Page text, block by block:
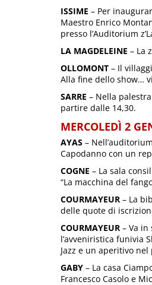
ISSIME – Per
Maestro Enrico
presso l’Auditorium
LA MAGDELEINE – La
OLLOMONT – Il
Alla fine dello show…
SARRE – Nella
partire dalle 14,30.
MERCOLEDÌ 2
AYAS –
Capodanno con un
COGNE – La sala
“La macchina del
COURMAYEUR – La
delle quote di
COURMAYEUR – Va
l’avveniristica funivia
Jazz e un aperitivo
GABY – La casa
Francesco Casolo e